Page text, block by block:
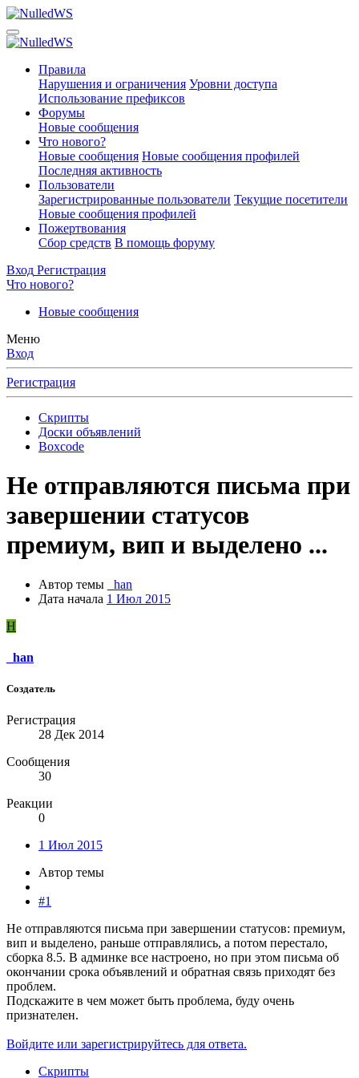
Правила
Нарушения и ограничения Уровни доступа
Использование префиксов
Форумы
Новые сообщения
Что нового?
Новые сообщения Новые сообщения профилей
Последняя активность
Пользователи
Зарегистрированные пользователи Текущие посетители
Новые сообщения профилей
Пожертвования
Сбор средств В помощь форуму
Вход Регистрация
Что нового?
Новые сообщения
Меню
Вход
Регистрация
Скрипты
Доски объявлений
Boxcode
Не отправляются письма при
завершении статусов
премиум, вип и выделено ...
Автор темы
_han
Дата начала 1 Июл 2015
H
_han
Создатель
Регистрация
28 Дек 2014
Сообщения
30
Реакции
0
1 Июл 2015
Автор темы
#1
Не отправляются письма при завершении статусов: премиум,
вип и выделено, раньше отправлялись, а потом перестало,
сборка 8.5. В админке все настроено, но при этом письма об
окончании срока объявлений и обратная связь приходят без
проблем.
Подскажите в чем может быть проблема, буду очень
признателен.
Войдите или зарегистрируйтесь для ответа.
Скрипты